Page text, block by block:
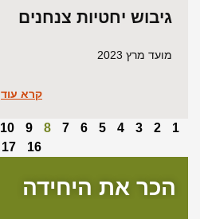
הכר את היחידה
גיבוש יחטיות צנחנים
מועד מרץ 2023
קרא עוד
1
2
3
4
5
6
7
8
9
10
16
17